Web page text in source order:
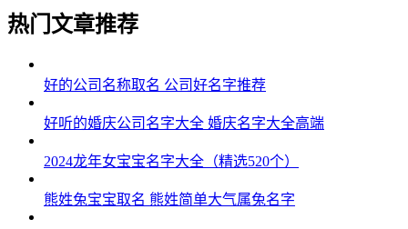
朱海颜、朱云林、朱振宸、朱志恺
朱翰旭、朱唯朗、朱易辉、朱绍弘
朱俊庚、朱道弘、朱海磊、朱远凌
朱志辉、朱尊博、朱新海、朱洪昭
朱旻利、朱玄望、朱宽宗、朱鸣博
朱俊望、朱迪伦、朱振浩、朱锦道
热门文章推荐
好的公司名称取名 公司好名字推荐
好听的婚庆公司名字大全 婚庆名字大全高端
2024龙年女宝宝名字大全（精选520个）
熊姓兔宝宝取名 熊姓简单大气属兔名字